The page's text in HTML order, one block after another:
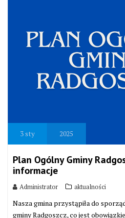
3 sty 2025
Plan Ogólny Gminy
informacje
Administrator aktualności
Nasza gmina przystąpiła do
gminy Radgoszcz, co jest